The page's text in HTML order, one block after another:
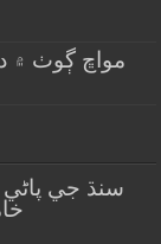
مواڇ ڳوٺ ۾
سنڌ جي